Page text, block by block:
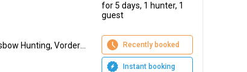
Bogenjagd, Lockjagd (Ruf), Crossbow Hunting, Vorderlader, Büchsenjagd, Pirschjagd
for 5 days, 1 hunter, 1
guest
Recently booked
Instant booking